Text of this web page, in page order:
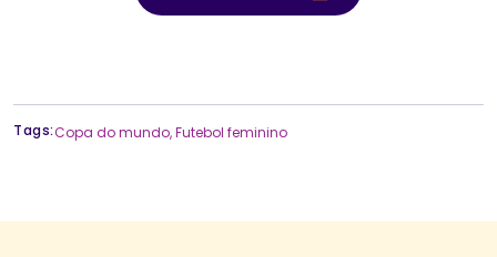
Tags:Copa do mundo,Futebol feminino